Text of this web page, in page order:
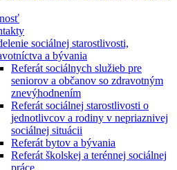
sociálnej starostlivosti,
a bývania
Referát sociálnych služieb pre
seniorov a občanov so zdravotným
znevýhodnením
Referát sociálnej starostlivosti o
jednotlivcov a rodiny v nepriaznivej
sociálnej situácii
Referát bytov a bývania
Referát školskej a terénnej sociálnej
práce